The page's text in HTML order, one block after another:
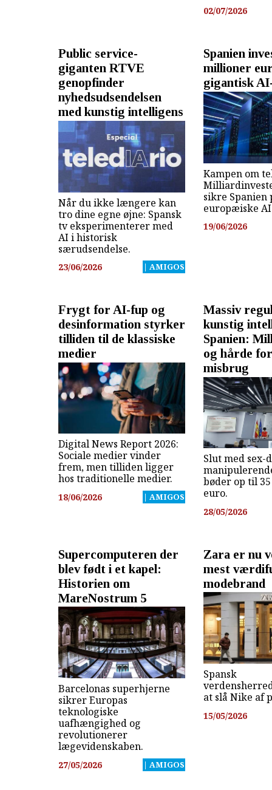
02/07/2026
Public service-
giganten RTVE
genopfinder
nyhedsudsendelsen
med kunstig intelligens
Når du ikke længere kan
tro dine egne øjne: Spansk
tv eksperimenterer med
AI i historisk
særudsendelse.
23/06/2026 | AMIGOS
Spanien
millioner
gigantisk
Kampen om
sikre Spanien
europæiske
19/06/2026
Frygt for AI-fup og
desinformation styrker
tilliden til de klassiske
medier
Digital News Report 2026:
Sociale medier vinder
frem, men tilliden ligger
hos traditionelle medier.
18/06/2026 | AMIGOS
Massiv
kunstig
Spanien:
og hårde
misbrug
Slut med sex-
bøder op til
euro.
28/05/2026
Supercomputeren der
blev født i et kapel:
Historien om
MareNostrum 5
Barcelonas superhjerne
sikrer Europas
teknologiske
uafhængighed og
revolutionerer
lægevidenskaben.
27/05/2026 | AMIGOS
Zara er nu
mest
modebrand
Spansk
at slå Nike af
15/05/2026